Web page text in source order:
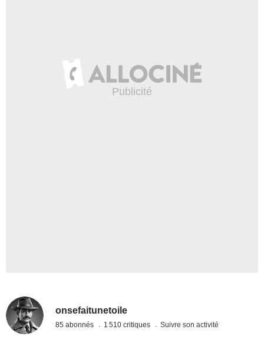
onsefaitunetoile
85 abonnés 1 510 critiques Suivre son activité